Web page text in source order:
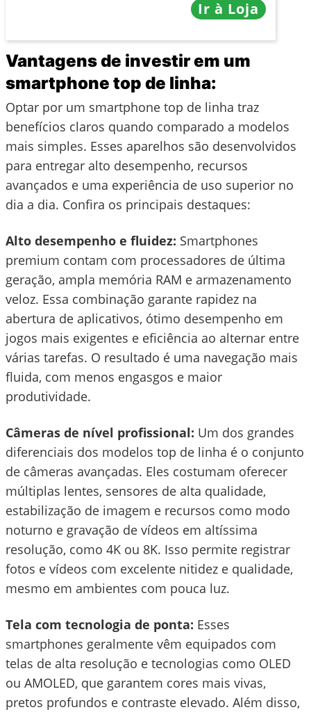
Ir à Loja
Vantagens de investir em um
smartphone top de linha:
Optar por um smartphone top de linha traz
benefícios claros quando comparado a modelos
mais simples. Esses aparelhos são desenvolvidos
para entregar alto desempenho, recursos
avançados e uma experiência de uso superior no
dia a dia. Confira os principais destaques:
Alto desempenho e fluidez: Smartphones
premium contam com processadores de última
geração, ampla memória RAM e armazenamento
veloz. Essa combinação garante rapidez na
abertura de aplicativos, ótimo desempenho em
jogos mais exigentes e eficiência ao alternar entre
várias tarefas. O resultado é uma navegação mais
fluida, com menos engasgos e maior
produtividade.
Câmeras de nível profissional: Um dos grandes
diferenciais dos modelos top de linha é o conjunto
de câmeras avançadas. Eles costumam oferecer
múltiplas lentes, sensores de alta qualidade,
estabilização de imagem e recursos como modo
noturno e gravação de vídeos em altíssima
resolução, como 4K ou 8K. Isso permite registrar
fotos e vídeos com excelente nitidez e qualidade,
mesmo em ambientes com pouca luz.
Tela com tecnologia de ponta: Esses
smartphones geralmente vêm equipados com
telas de alta resolução e tecnologias como OLED
ou AMOLED, que garantem cores mais vivas,
pretos profundos e contraste elevado. Além disso,